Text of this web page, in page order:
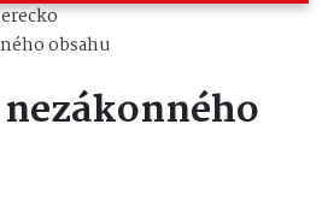
obsahu